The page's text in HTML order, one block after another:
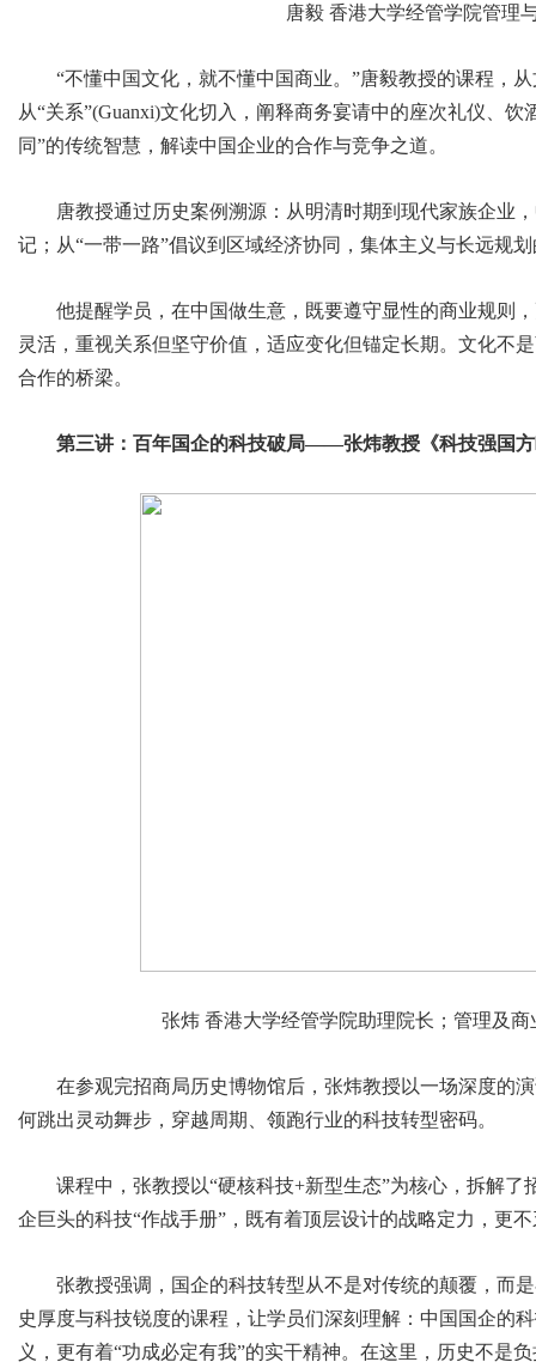
唐毅 香港大学经管学院管理
“不懂中国文化，就不懂中国商业。”唐毅教授的课程，
从“关系”(Guanxi)文化切入，阐释商务宴请中的座次礼仪、
同”的传统智慧，解读中国企业的合作与竞争之道。
唐教授通过历史案例溯源：从明清时期到现代家族企业
记；从“一带一路”倡议到区域经济协同，集体主义与长远规
他提醒学员，在中国做生意，既要遵守显性的商业规则
灵活，重视关系但坚守价值，适应变化但锚定长期。文化不
合作的桥梁。
第三讲：百年国企的科技破局——张炜教授《科技强国
张炜 香港大学经管学院助理院长；管理及
在参观完招商局历史博物馆后，张炜教授以一场深度的
何跳出灵动舞步，穿越周期、领跑行业的科技转型密码。
课程中，张教授以“硬核科技+新型生态”为核心，拆解
企巨头的科技“作战手册”，既有着顶层设计的战略定力，更
张教授强调，国企的科技转型从不是对传统的颠覆，而
史厚度与科技锐度的课程，让学员们深刻理解：中国国企的
义，更有着“功成必定有我”的实干精神。在这里，历史不是